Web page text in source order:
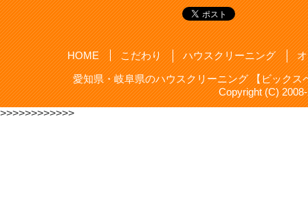
HOME こだわり ハウスクリーニング
愛知県・岐阜県のハウスクリーニング 【ビック
Copyright (C)
>>>>>>>>>>>>